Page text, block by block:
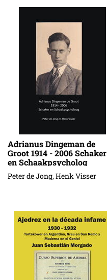
Adrianus Dingeman de
Groot 1914 - 2006 Schaker
en Schaakpsycholog
Peter de Jong, Henk Visser